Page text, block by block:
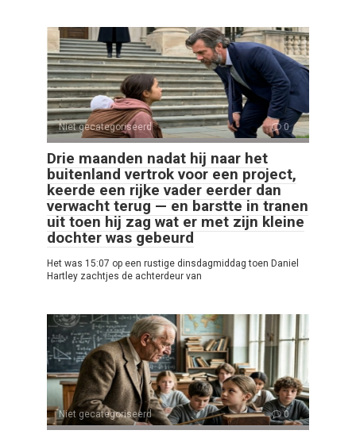
Niet gecategoriseerd 0
Drie maanden nadat hij naar het
buitenland vertrok voor een project,
keerde een rijke vader eerder dan
verwacht terug — en barstte in tranen
uit toen hij zag wat er met zijn kleine
dochter was gebeurd
Het was 15:07 op een rustige dinsdagmiddag toen Daniel
Hartley zachtjes de achterdeur van
Niet gecategoriseerd 0